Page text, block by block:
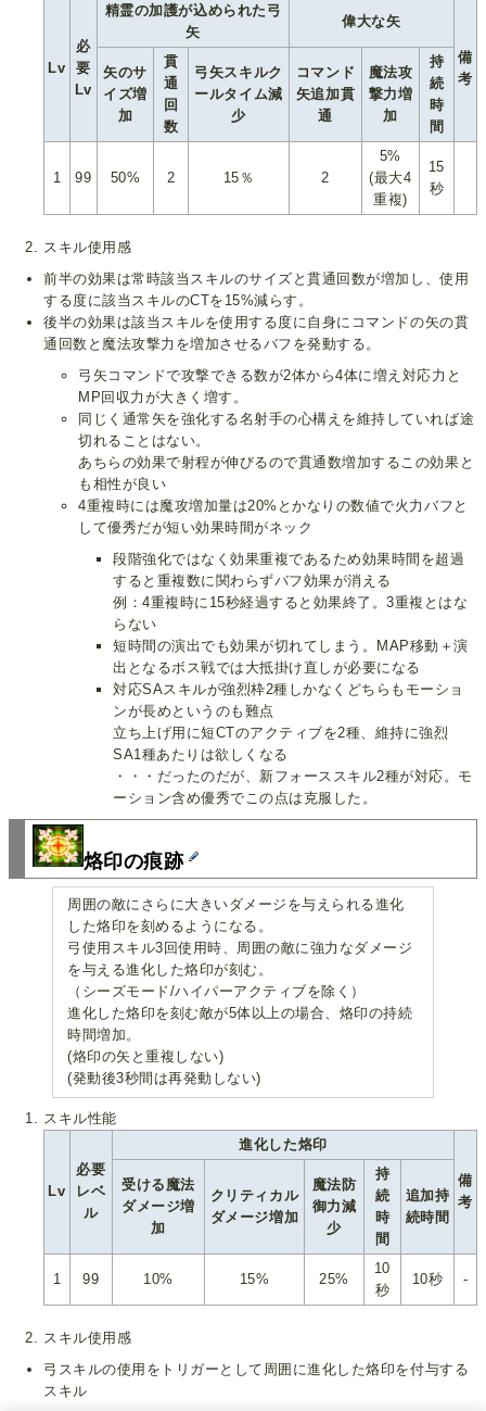
Lv
必
要
Lv
精霊の加護が込められた弓
矢
偉大な矢
備
考
矢のサ
イズ増
加
貫
通
回
数
弓矢スキルク
ールタイム減
少
コマンド
矢追加貫
通
魔法攻
撃力増
加
持
続
時
間
1 99 50% 2 15％ 2
5%
(最大4
重複)
15
秒
スキル使用感
前半の効果は常時該当スキルのサイズと貫通回数が増加し、使用
する度に該当スキルのCTを15%減らす。
後半の効果は該当スキルを使用する度に自身にコマンドの矢の貫
通回数と魔法攻撃力を増加させるバフを発動する。
弓矢コマンドで攻撃できる数が2体から4体に増え対応力と
MP回収力が大きく増す。
同じく通常矢を強化する名射手の心構えを維持していれば途
切れることはない。
あちらの効果で射程が伸びるので貫通数増加するこの効果と
も相性が良い
4重複時には魔攻増加量は20%とかなりの数値で火力バフと
して優秀だが短い効果時間がネック
段階強化ではなく効果重複であるため効果時間を超過
すると重複数に関わらずバフ効果が消える
例：4重複時に15秒経過すると効果終了。3重複とはな
らない
短時間の演出でも効果が切れてしまう。MAP移動＋演
出となるボス戦では大抵掛け直しが必要になる
対応SAスキルが強烈枠2種しかなくどちらもモーショ
ンが長めというのも難点
立ち上げ用に短CTのアクティブを2種、維持に強烈
SA1種あたりは欲しくなる
・・・だったのだが、新フォーススキル2種が対応。モ
ーション含め優秀でこの点は克服した。
烙印の痕跡
周囲の敵にさらに大きいダメージを与えられる進化
した烙印を刻めるようになる。
弓使用スキル3回使用時、周囲の敵に強力なダメージ
を与える進化した烙印が刻む。
（シーズモード/ハイパーアクティブを除く）
進化した烙印を刻む敵が5体以上の場合、烙印の持続
時間増加。
(烙印の矢と重複しない)
(発動後3秒間は再発動しない)
スキル性能
Lv
必要
レベ
ル
進化した烙印
備
考
受ける魔法
ダメージ増
加
クリティカル
ダメージ増加
魔法防
御力減
少
持
続
時
間
追加持
続時間
1 99 10% 15% 25%
10
秒
10秒 -
スキル使用感
弓スキルの使用をトリガーとして周囲に進化した烙印を付与する
スキル